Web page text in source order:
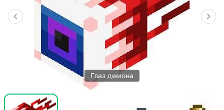
Глаз демона